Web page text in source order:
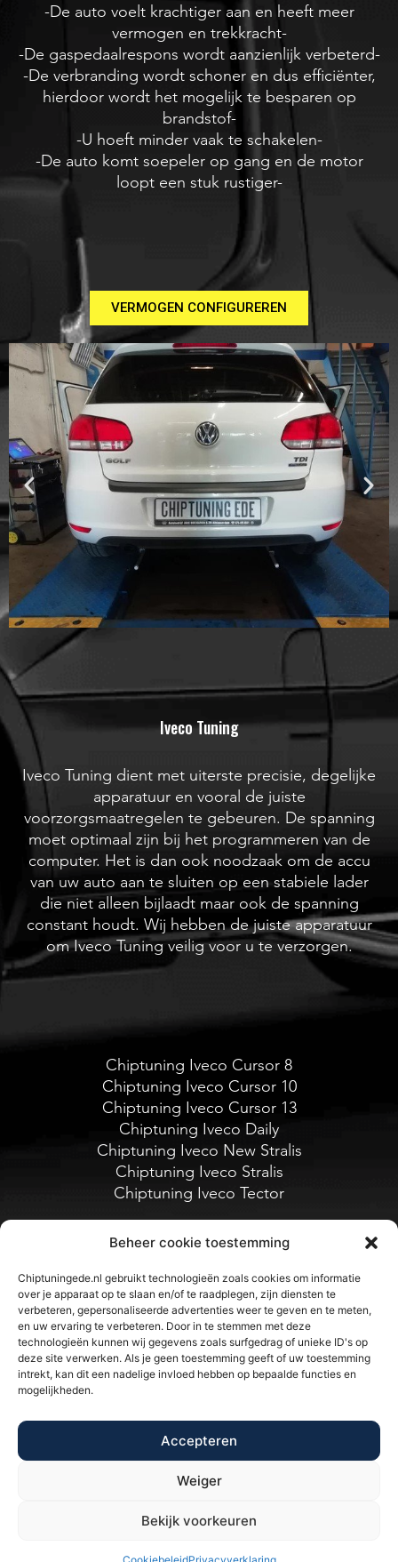
Beheer cookie toestemming
Chiptuningede.nl gebruikt technologieën zoals cookies om informatie
over je apparaat op te slaan en/of te raadplegen, zijn diensten te
verbeteren, gepersonaliseerde advertenties weer te geven en te meten,
en uw ervaring te verbeteren. Door in te stemmen met deze
technologieën kunnen wij gegevens zoals surfgedrag of unieke ID's op
deze site verwerken. Als je geen toestemming geeft of uw toestemming
intrekt, kan dit een nadelige invloed hebben op bepaalde functies en
mogelijkheden.
Accepteren
Weiger
Bekijk voorkeuren
-De auto voelt krachtiger aan en heeft meer
vermogen en trekkracht-
-De gaspedaalrespons wordt aanzienlijk verbeterd-
-De verbranding wordt schoner en dus efficiënter,
hierdoor wordt het mogelijk te besparen op
brandstof-
-U hoeft minder vaak te schakelen-
-De auto komt soepeler op gang en de motor
loopt een stuk rustiger-
VERMOGEN CONFIGUREREN
Iveco Tuning
Iveco Tuning dient met uiterste precisie, degelijke
apparatuur en vooral de juiste
voorzorgsmaatregelen te gebeuren. De spanning
moet optimaal zijn bij het programmeren van de
computer. Het is dan ook noodzaak om de accu
van uw auto aan te sluiten op een stabiele lader
die niet alleen bijlaadt maar ook de spanning
constant houdt. Wij hebben de juiste apparatuur
om Iveco Tuning veilig voor u te verzorgen.
Chiptuning Iveco Cursor 8
Chiptuning Iveco Cursor 10
Chiptuning Iveco Cursor 13
Chiptuning Iveco Daily
Chiptuning Iveco New Stralis
Chiptuning Iveco Stralis
Chiptuning Iveco Tector